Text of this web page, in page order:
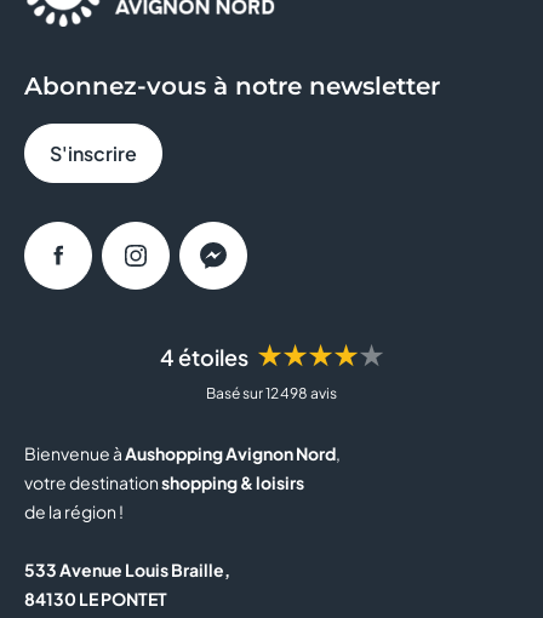
4 étoiles ★★★★★
Basé sur 12 498 avis
Bienvenue àAushopping Avignon Nord,
votre destinationshopping & loisirs
de la région !
533 Avenue Louis Braille,
84130 LE PONTET
Abonnez-vous à notre newsletter
S'inscrire
FacebookInstagramMessenger